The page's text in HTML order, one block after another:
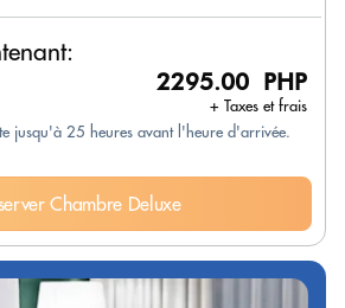
2295.00 PHP
+ Taxes et frais
jusqu'à 25 heures avant l'heure d'arrivée.
Chambre Deluxe